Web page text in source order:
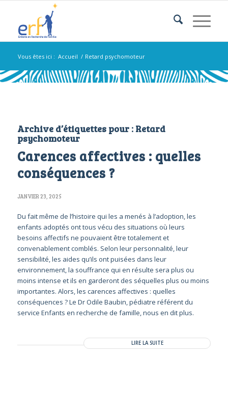
Vous êtes ici : Accueil / Retard psychomoteur
Archive d’étiquettes pour : Retard
psychomoteur
Carences affectives : quelles
conséquences ?
JANVIER 23, 2025
Du fait même de l’histoire qui les a menés à l’adoption, les
enfants adoptés ont tous vécu des situations où leurs
besoins affectifs ne pouvaient être totalement et
convenablement comblés. Selon leur personnalité, leur
sensibilité, les aides qu’ils ont puisées dans leur
environnement, la souffrance qui en résulte sera plus ou
moins intense et ils en garderont des séquelles plus ou moins
importantes. Alors, les carences affectives : quelles
conséquences ? Le Dr Odile Baubin, pédiatre référent du
service Enfants en recherche de famille, nous en dit plus.
LIRE LA SUITE